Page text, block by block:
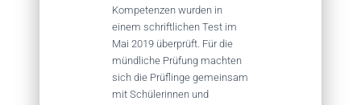
Kompetenzen wurden in
einem schriftlichen Test im
Mai 2019 überprüft. Für die
mündliche Prüfung machten
sich die Prüflinge gemeinsam
mit Schülerinnen und